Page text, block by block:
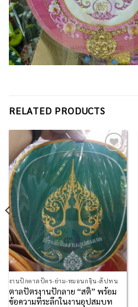
RELATED PRODUCTS
Add to
Wishlist
งานปักตาลปัตร-ย่าม-หมอนกฐิน-สัปทน
ตาลปัตรงานปักลาย “สติ” พร้อม
ข้อความที่ระลึกในงานอุปสมบท